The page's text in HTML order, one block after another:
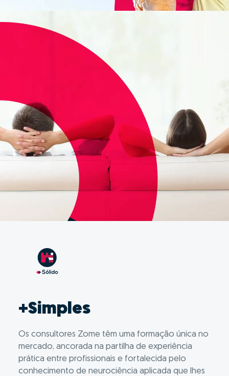
+Simples
Os consultores Zome têm uma formação única no
mercado, ancorada na partilha de experiência
prática entre profissionais e fortalecida pelo
conhecimento de neurociência aplicada que lhes